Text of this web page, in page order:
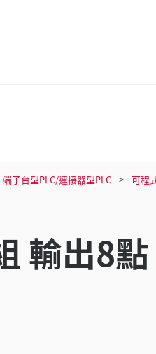
端子台型PLC/連接器型PLC 可程
輸出8